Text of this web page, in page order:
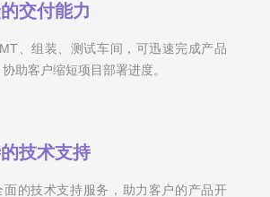
交付能力
、组装、测试车间，可迅速完成产品
助客户缩短项目部署进度。
技术支持
面的技术支持服务，助力客户的产品开